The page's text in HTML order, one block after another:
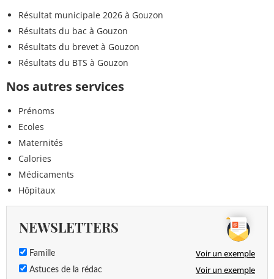
Résultat municipale 2026 à Gouzon
Résultats du bac à Gouzon
Résultats du brevet à Gouzon
Résultats du BTS à Gouzon
Nos autres services
Prénoms
Ecoles
Maternités
Calories
Médicaments
Hôpitaux
NEWSLETTERS
Famille Voir un exemple
Astuces de la rédac Voir un exemple